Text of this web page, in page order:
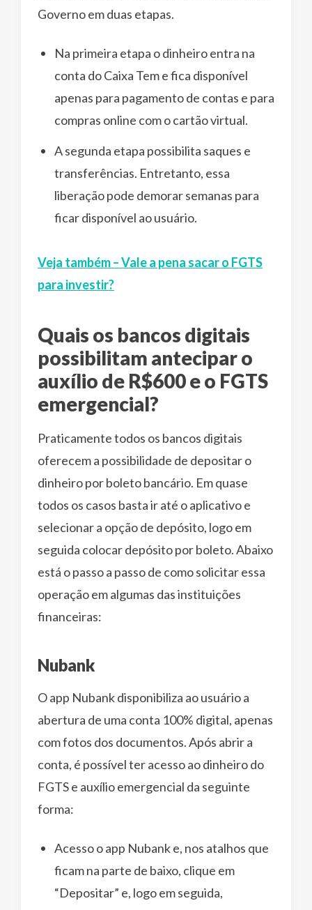
Governo em duas etapas.
Na primeira etapa o dinheiro entra na
conta do Caixa Tem e fica disponível
apenas para pagamento de contas e para
compras online com o cartão virtual.
A segunda etapa possibilita saques e
transferências. Entretanto, essa
liberação pode demorar semanas para
ficar disponível ao usuário.
Veja também – Vale a pena sacar o FGTS
para investir?
Quais os bancos digitais
possibilitam antecipar o
auxílio de R$600 e o FGTS
emergencial?
Praticamente todos os bancos digitais
oferecem a possibilidade de depositar o
dinheiro por boleto bancário. Em quase
todos os casos basta ir até o aplicativo e
selecionar a opção de depósito, logo em
seguida colocar depósito por boleto. Abaixo
está o passo a passo de como solicitar essa
operação em algumas das instituições
financeiras:
Nubank
O app Nubank disponibiliza ao usuário a
abertura de uma conta 100% digital, apenas
com fotos dos documentos. Após abrir a
conta, é possível ter acesso ao dinheiro do
FGTS e auxílio emergencial da seguinte
forma:
Acesso o app Nubank e, nos atalhos que
ficam na parte de baixo, clique em
“Depositar” e, logo em seguida,